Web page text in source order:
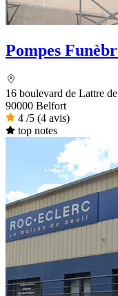
Pompes
16 boulevard de Lattre
90000 Belfort
4 /5 (4 avis)
top notes